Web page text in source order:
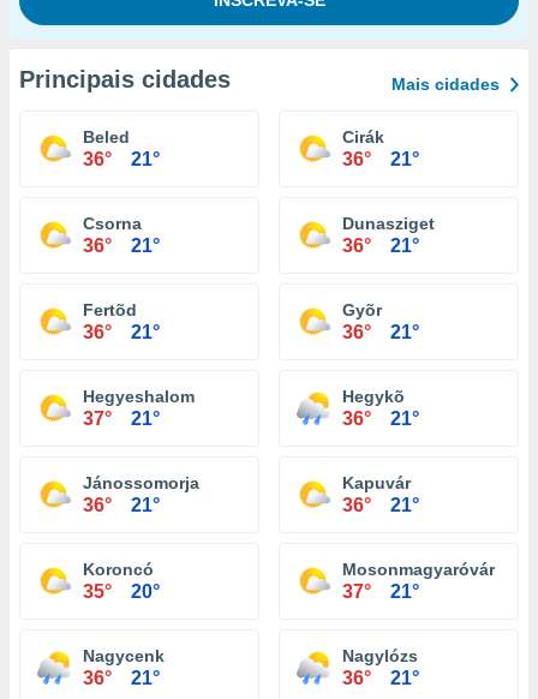
Principais cidades Mais cidades
Beled
36° 21°
Cirák
36° 21°
Csorna
36° 21°
Dunasziget
36° 21°
Fertõd
36° 21°
Gyõr
36° 21°
Hegyeshalom
37° 21°
Hegykõ
36° 21°
Jánossomorja
36° 21°
Kapuvár
36° 21°
Koroncó
35° 20°
Mosonmagyaróvár
37° 21°
Nagycenk
36° 21°
Nagylózs
36° 21°